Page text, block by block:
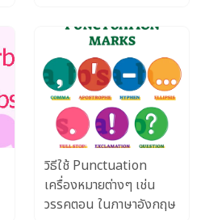
วิธีใช้ Punctuation
เครื่องหมายต่างๆ เช่น
วรรคตอน ในภาษาอังกฤษ